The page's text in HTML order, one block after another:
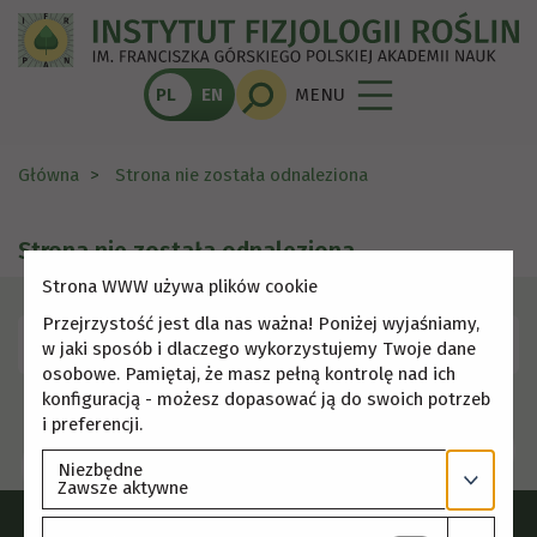
PL EN MENU
Główna Strona nie została odnaleziona
Strona nie została odnaleziona
Skorzystaj z menu, aby wybrać inną stronę.
Strona WWW używa plików cookie
Przejrzystość jest dla nas ważna! Poniżej wyjaśniamy,
w jaki sposób i dlaczego wykorzystujemy Twoje dane
osobowe. Pamiętaj, że masz pełną kontrolę nad ich
konfiguracją - możesz dopasować ją do swoich potrzeb
i preferencji.
Niezbędne
Zawsze aktywne